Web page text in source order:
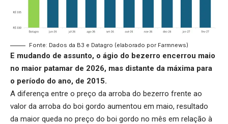
Fonte: Dados da B3 e Datagro (elaborado por Farmnews)
E mudando de assunto, o ágio do bezerro encerrou maio
no maior patamar de 2026, mas distante da máxima para
o período do ano, de 2015.
A diferença entre o preço da arroba do bezerro frente ao
valor da arroba do boi gordo aumentou em maio, resultado
da maior queda no preço do boi gordo no mês em relação à